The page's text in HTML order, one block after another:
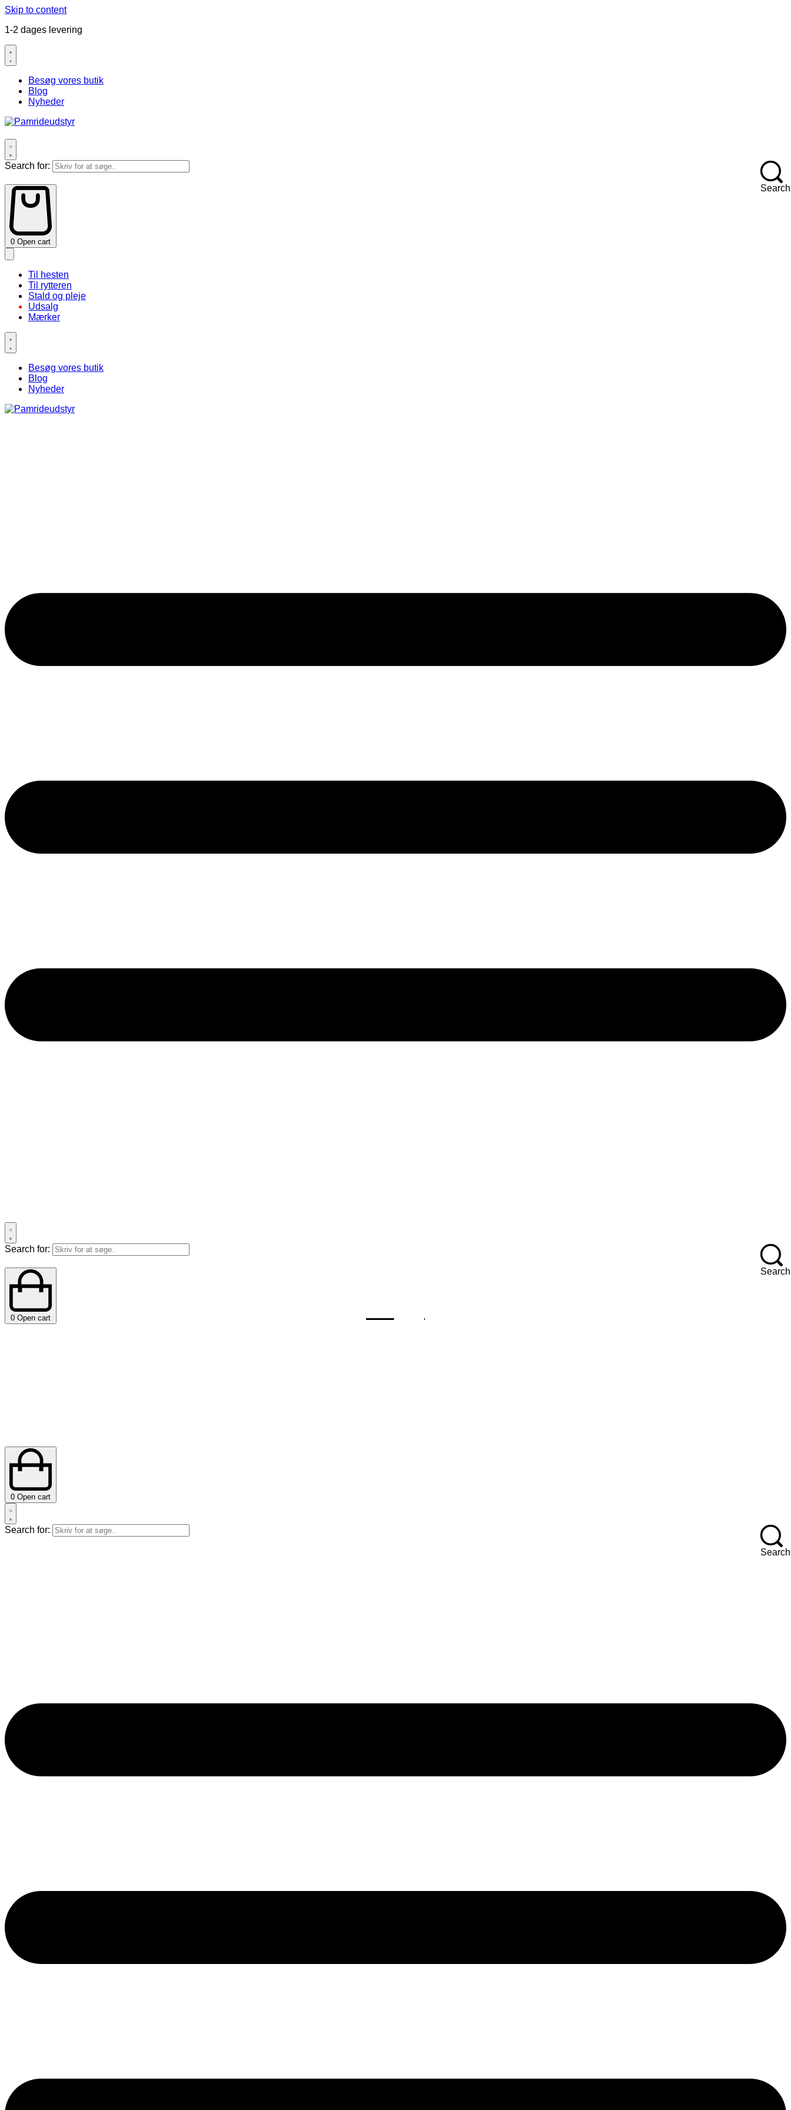
Skip to content
1-2 dages levering
Besøg vores butik
Blog
Nyheder
Search for:
Search
0 Open cart
Til hesten
Til rytteren
Stald og pleje
Udsalg
Mærker
Besøg vores butik
Blog
Nyheder
Search for:
Search
0 Open cart
0 Open cart
Search for:
Search